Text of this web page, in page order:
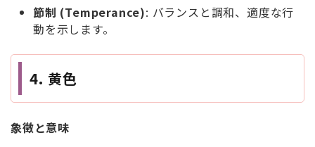
節制 (Temperance): バランスと調和、適度な行
動を示します。
4. 黄色
象徴と意味